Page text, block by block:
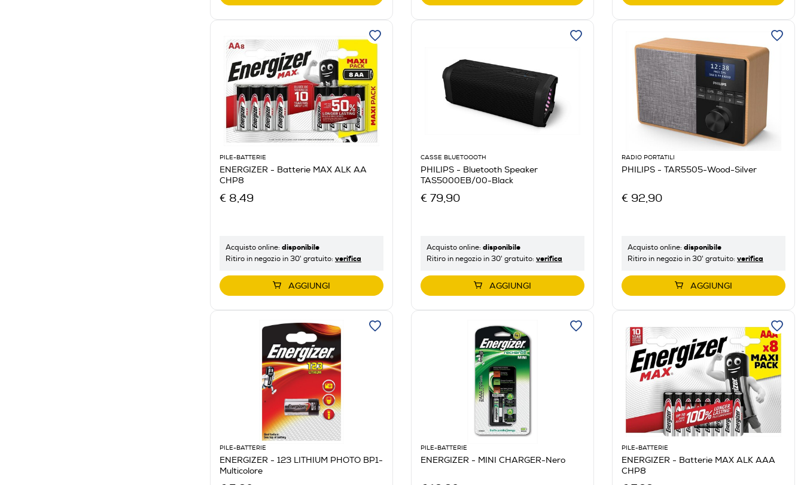
PILE-BATTERIE
ENERGIZER - Batterie MAX ALK AA
CHP8
€ 8,49
Acquisto online: disponibile
Ritiro in negozio in 30' gratuito: verifica
AGGIUNGI
CASSE BLUETOOOTH
PHILIPS - Bluetooth Speaker
TAS5000EB/00-Black
€ 79,90
Acquisto online: disponibile
Ritiro in negozio in 30' gratuito: verifica
AGGIUNGI
RADIO PORTATILI
PHILIPS - TAR5505-Wood-Silver
€ 92,90
Acquisto online: disponibile
Ritiro in negozio in 30' gratuito: verifica
AGGIUNGI
PILE-BATTERIE
ENERGIZER - 123 LITHIUM PHOTO BP1-
Multicolore
PILE-BATTERIE
ENERGIZER - MINI CHARGER-Nero
PILE-BATTERIE
ENERGIZER - Batterie MAX ALK AAA
CHP8